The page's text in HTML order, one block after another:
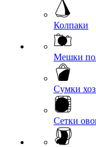
Колпаки
Мешки
Сумки
Сетки